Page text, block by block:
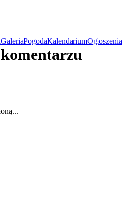
GaleriaPogodaKalendariumOgłoszenia